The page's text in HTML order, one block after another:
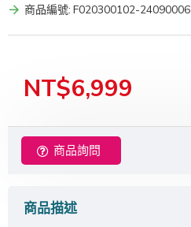
商品編號: F020300102-24090006
NT$6,999
商品詢問
商品描述